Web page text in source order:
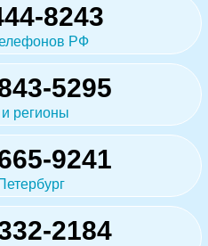
8243
РФ
5295
регионы
9241
2184